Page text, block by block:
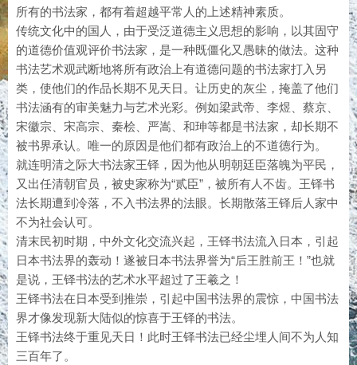
所有的书法家，都有着超越平常人的上述精神素质。
传统文化中的国人，由于受泛道德主义思想的影响，以其固守
的道德价值观评价书法家，是一种既僵化又愚昧的做法。这种
书法艺术观武断地将所有政治上有道德问题的书法家打入另
类，使他们的作品长期不见天日。让历史的灰尘，掩盖了他们
书法涵有的审美魅力与艺术光彩。例如梁武帝、李煜、蔡京、
宋徽宗、宋高宗、秦桧、严嵩、和珅等都是书法家，却长期不
被书界承认。唯一的原因是他们都有政治上的不道德行为。
就连明清之际大书法家王铎，因为他从明朝廷臣落魄为平民，
又出任清朝官员，被史家称为“贰臣”，被所有人不齿。王铎书
法长期遭到冷落，不入书法界的法眼。长期散落王铎后人家中
不为社会认可。
清末民初时期，中外文化交流兴起，王铎书法流入日本，引起
日本书法界的轰动！遂被日本书法界誉为“后王胜前王！”也就
是说，王铎书法的艺术水平超过了王羲之！
王铎书法在日本受到推崇，引起中国书法界的震惊，中国书法
界才像发现新大陆似的惊喜于王铎的书法。
王铎书法终于重见天日！此时王铎书法已经尘埋人间不为人知
三百年了。